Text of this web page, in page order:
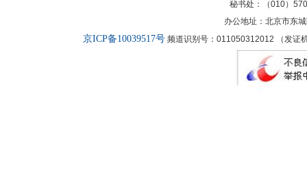
秘书处：（010）
办公地址：北京市东
京ICP备10039517号频道识别号：011050312012 （发证